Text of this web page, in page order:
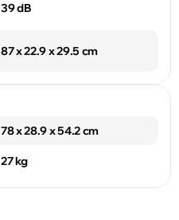
39 dB
87 x 22.9 x 29.5 cm
78 x 28.9 x 54.2 cm
27 kg